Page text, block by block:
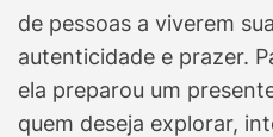
de pessoas a viverem
autenticidade e prazer.
ela preparou um
quem deseja explorar,